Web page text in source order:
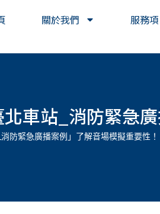
關於我們 服務
車站_消防緊急
防緊急廣播案例」了解音場模擬重要性！